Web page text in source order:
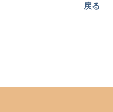
戻る